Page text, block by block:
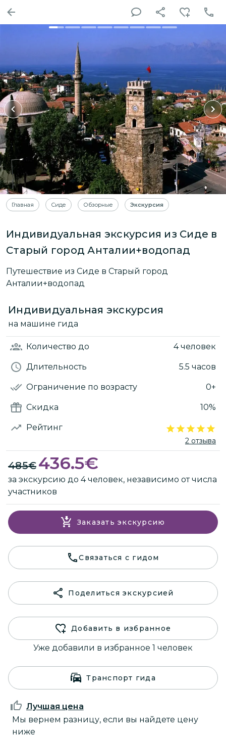
Главная Сиде Обзорные Экскурсия
Индивидуальная экскурсия из Сиде в
Старый город Анталии+водопад
Путешествие из Сиде в Старый город
Анталии+водопад
Индивидуальная экскурсия
на машине гида
Количество до 4 человек
Длительность 5.5 часов
Ограничение по возрасту 0+
Скидка 10%
Рейтинг
2 отзыва
485€ 436.5€
за экскурсию до 4 человек, независимо от числа
участников
Заказать экскурсию
Связаться с гидом
Поделиться экскурсией
Добавить в избранное
Уже добавили в избранное 1 человек
Транспорт гида
Лучшая цена
Мы вернем разницу, если вы найдете цену
ниже